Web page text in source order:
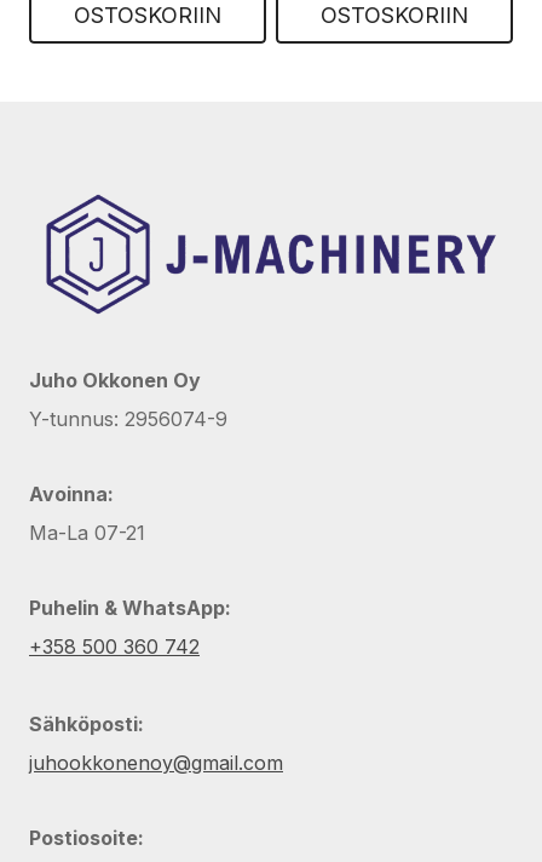
OSTOSKORIIN
OSTOSKORIIN
Juho Okkonen Oy
Y-tunnus: 2956074-9
Avoinna:
Ma-La 07-21
Puhelin & WhatsApp:
+358 500 360 742
Sähköposti:
juhookkonenoy@gmail.com
Postiosoite: